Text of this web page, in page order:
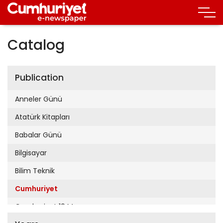
Catalog
Publication
Anneler Günü
Atatürk Kitapları
Babalar Günü
Bilgisayar
Bilim Teknik
Cumhuriyet
Cumhuriyet 19 Mayıs